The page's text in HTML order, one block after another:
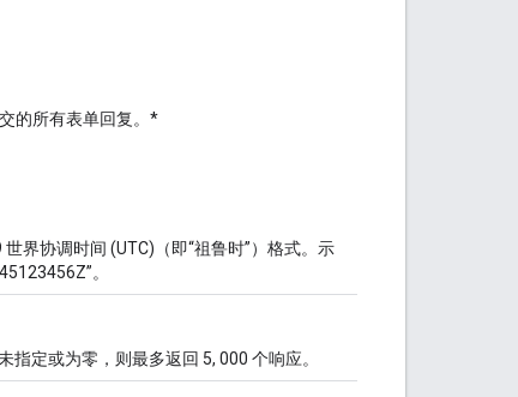
的所有表单回复。*
界协调时间 (UTC)（即“祖鲁时”）格式。示
。
定或为零，则最多返回 5, 000 个响应。